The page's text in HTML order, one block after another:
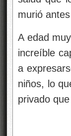
murió
A edad
increíble
a
niños, lo
privado